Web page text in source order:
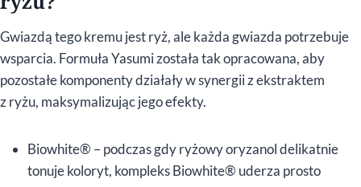
Gwiazdą tego kremu jest ryż, ale każda gwiazda potrzebuje
wsparcia. Formuła Yasumi została tak opracowana, aby
pozostałe komponenty działały w synergii z ekstraktem
z ryżu, maksymalizując jego efekty.
Biowhite® – podczas gdy ryżowy oryzanol delikatnie
tonuje koloryt, kompleks Biowhite® uderza prosto